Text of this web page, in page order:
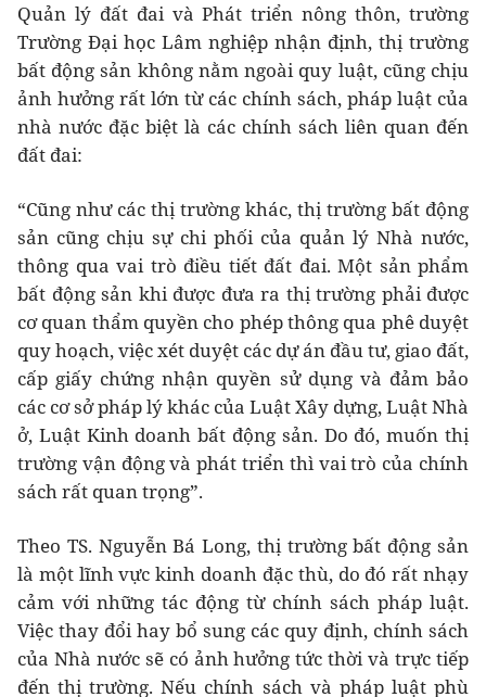
Quản lý đất đai và Phát triển nông thôn, trường
Trường Đại học Lâm nghiệp nhận định, thị trường
bất động sản không nằm ngoài quy luật, cũng chịu
ảnh hưởng rất lớn từ các chính sách, pháp luật của
nhà nước đặc biệt là các chính sách liên quan đến
đất đai:
“Cũng như các thị trường khác, thị trường bất động
sản cũng chịu sự chi phối của quản lý Nhà nước,
thông qua vai trò điều tiết đất đai. Một sản phẩm
bất động sản khi được đưa ra thị trường phải được
cơ quan thẩm quyền cho phép thông qua phê duyệt
quy hoạch, việc xét duyệt các dự án đầu tư, giao đất,
cấp giấy chứng nhận quyền sử dụng và đảm bảo
các cơ sở pháp lý khác của Luật Xây dựng, Luật Nhà
ở, Luật Kinh doanh bất động sản. Do đó, muốn thị
trường vận động và phát triển thì vai trò của chính
sách rất quan trọng”.
Theo TS. Nguyễn Bá Long, thị trường bất động sản
là một lĩnh vực kinh doanh đặc thù, do đó rất nhạy
cảm với những tác động từ chính sách pháp luật.
Việc thay đổi hay bổ sung các quy định, chính sách
của Nhà nước sẽ có ảnh hưởng tức thời và trực tiếp
đến thị trường. Nếu chính sách và pháp luật phù